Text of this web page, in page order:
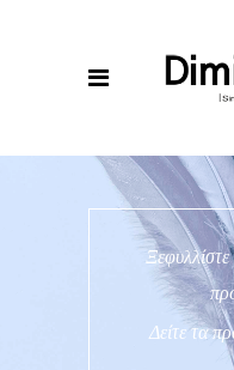
Δείτε τα